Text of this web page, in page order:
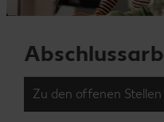
Zu den offenen Stellen